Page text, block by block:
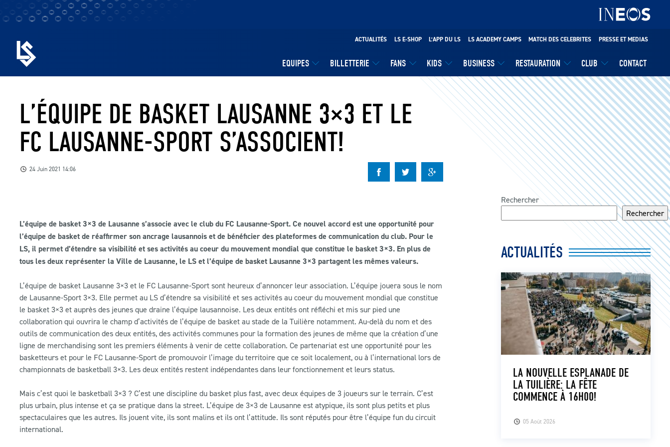
EQUIPES BILLETTERIE FANS KIDS BUSINESS RESTAURATION CLUB CONTACT
ACTUALITÉS LS E-SHOP L’APP DU LS LS ACADEMY CAMPS MATCH DES CELEBRITES PRESSE ET MEDIAS
L’ÉQUIPE DE BASKET LAUSANNE 3×3 ET LE
FC LAUSANNE-SPORT S’ASSOCIENT!
24 Juin 2021 14:06
L’équipe de basket 3×3 de Lausanne s’associe avec le club du FC Lausanne-Sport. Ce nouvel accord est une opportunité pour
l’équipe de basket de réaffirmer son ancrage lausannois et de bénéficier des plateformes de communication du club. Pour le
LS, il permet d’étendre sa visibilité et ses activités au coeur du mouvement mondial que constitue le basket 3×3. En plus de
tous les deux représenter la Ville de Lausanne, le LS et l’équipe de basket Lausanne 3×3 partagent les mêmes valeurs.
L’équipe de basket Lausanne 3×3 et le FC Lausanne-Sport sont heureux d’annoncer leur association. L’équipe jouera sous le nom
de Lausanne-Sport 3×3. Elle permet au LS d’étendre sa visibilité et ses activités au coeur du mouvement mondial que constitue
le basket 3×3 et auprès des jeunes que draine l’équipe lausannoise. Les deux entités ont réfléchi et mis sur pied une
collaboration qui ouvrira le champ d’activités de l’équipe de basket au stade de la Tuilière notamment. Au-delà du nom et des
outils de communication des deux entités, des activités communes pour la formation des jeunes de même que la création d’une
ligne de merchandising sont les premiers éléments à venir de cette collaboration. Ce partenariat est une opportunité pour les
basketteurs et pour le FC Lausanne-Sport de promouvoir l’image du territoire que ce soit localement, ou à l’international lors de
championnats de basketball 3×3. Les deux entités restent indépendantes dans leur fonctionnement et leurs status.
Mais c’est quoi le basketball 3×3 ? C’est une discipline du basket plus fast, avec deux équipes de 3 joueurs sur le terrain. C’est
plus urbain, plus intense et ça se pratique dans la street. L’équipe de 3×3 de Lausanne est atypique, ils sont plus petits et plus
spectaculaires que les autres. Ils jouent vite, ils sont malins et ils ont l’attitude. Ils sont réputés pour être l’équipe fun du circuit
international.
Rechercher
Rechercher
ACTUALITÉS
05 Août 2026
LA NOUVELLE ESPLANADE DE
LA TUILIÈRE: LA FÊTE
COMMENCE À 16H00!